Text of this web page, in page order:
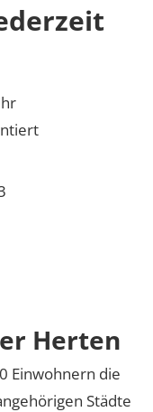
Herten
Einwohnern die
Städte